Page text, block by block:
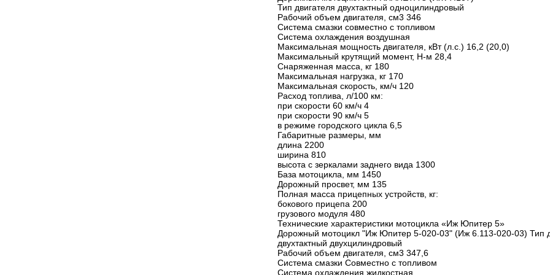
Тип двигателя двухтактный одноцилиндровый
Рабочий объем двигателя, см3 346
Система смазки совместно с топливом
Система охлаждения воздушная
Максимальная мощность двигателя, кВт (л.с.) 16,2 (20,0)
Максимальный крутящий момент, Н-м 28,4
Снаряженная масса, кг 180
Максимальная нагрузка, кг 170
Максимальная скорость, км/ч 120
Расход топлива, л/100 км:
при скорости 60 км/ч 4
при скорости 90 км/ч 5
в режиме городского цикла 6,5
Габаритные размеры, мм
длина 2200
ширина 810
высота с зеркалами заднего вида 1300
База мотоцикла, мм 1450
Дорожный просвет, мм 135
Полная масса прицепных устройств, кг:
бокового прицепа 200
грузового модуля 480
Технические характеристики мотоцикла «Иж Юпитер 5»
Дорожный мотоцикл "Иж Юпитер 5-020-03" (Иж 6.113-020-03) Тип
двухтактный двухцилиндровый
Рабочий объем двигателя, см3 347,6
Система смазки Совместно с топливом
Система охлаждения жидкостная